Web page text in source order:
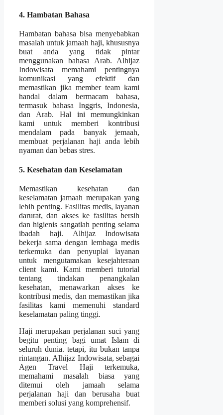
4. Hambatan Bahasa
Hambatan bahasa bisa menyebabkan
masalah untuk jamaah haji, khususnya
buat anda yang tidak pintar
menggunakan bahasa Arab. Alhijaz
Indowisata memahami pentingnya
komunikasi yang efektif dan
memastikan jika member team kami
handal dalam bermacam bahasa,
termasuk bahasa Inggris, Indonesia,
dan Arab. Hal ini memungkinkan
kami untuk memberi kontribusi
mendalam pada banyak jemaah,
membuat perjalanan haji anda lebih
nyaman dan bebas stres.
5. Kesehatan dan Keselamatan
Memastikan kesehatan dan
keselamatan jamaah merupakan yang
lebih penting. Fasilitas medis, layanan
darurat, dan akses ke fasilitas bersih
dan higienis sangatlah penting selama
ibadah haji. Alhijaz Indowisata
bekerja sama dengan lembaga medis
terkemuka dan penyuplai layanan
untuk mengutamakan kesejahteraan
client kami. Kami memberi tutorial
tentang tindakan penangkalan
kesehatan, menawarkan akses ke
kontribusi medis, dan memastikan jika
fasilitas kami memenuhi standard
keselamatan paling tinggi.
Haji merupakan perjalanan suci yang
begitu penting bagi umat Islam di
seluruh dunia. tetapi, itu bukan tanpa
rintangan. Alhijaz Indowisata, sebagai
Agen Travel Haji terkemuka,
memahami masalah biasa yang
ditemui oleh jamaah selama
perjalanan haji dan berusaha buat
memberi solusi yang komprehensif.